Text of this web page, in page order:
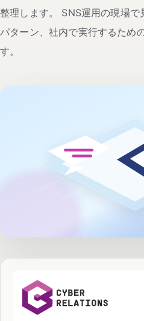
整理します。 SNS運用の現場
パターン、社内で実行するため
す。